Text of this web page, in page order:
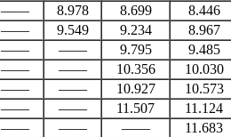
—— 8.978 8.699
8.446
—— 9.549 9.234
8.967
—— —— 9.795
9.485
—— —— 10.356
10.030
—— —— 10.927
10.573
—— —— 11.507
11.124
—— —— ——
11.683